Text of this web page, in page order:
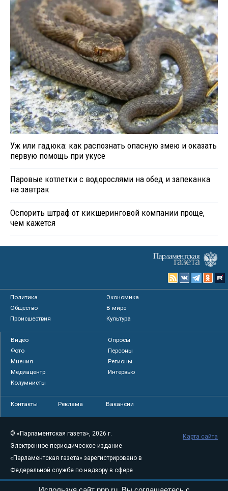
Уж или гадюка: как распознать опасную змею и оказать
первую помощь при укусе
Паровые котлетки с водорослями на обед и запеканка
на завтрак
Оспорить штраф от кикшеринговой компании проще,
чем кажется
Политика
Экономика
Общество
В мире
Происшествия
Культура
Видео
Опросы
Фото
Персоны
Мнения
Регионы
Медиацентр
Интервью
Колумнисты
Контакты Реклама Вакансии
© «Парламентская газета», 2026 г.
Электронное периодическое издание
«Парламентская газета» зарегистрировано в
Федеральной службе по надзору в сфере
связи, информационных технологий и
Карта сайта